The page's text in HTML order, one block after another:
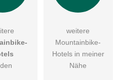
Abbrechen
Fragen sind
weitere
Mountainbike-
Hotels in meiner
Nähe